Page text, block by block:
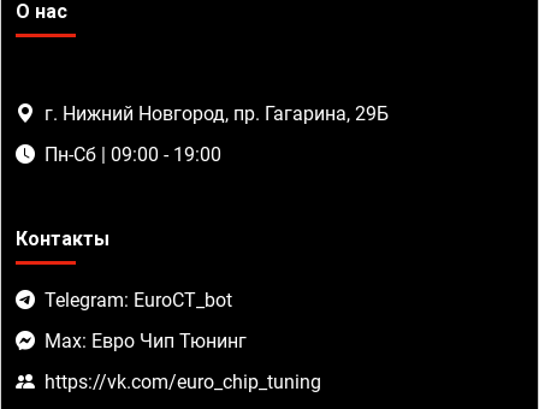
О нас
г. Нижний Новгород, пр. Гагарина, 29Б
Пн-Сб | 09:00 - 19:00
Контакты
Telegram: EuroCT_bot
Max: Евро Чип Тюнинг
https://vk.com/euro_chip_tuning